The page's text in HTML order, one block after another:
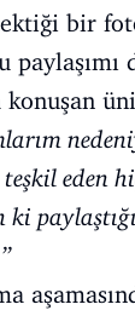
bir
konuşan
teşkil eden
ki